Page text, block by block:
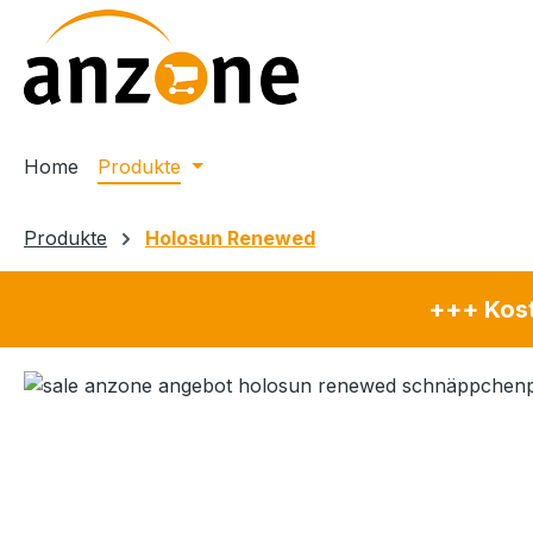
Hauptinhalt springen
Zur Suche springen
Zur Hauptnavigation springen
Home Produkte
Produkte Holosun Renewed
+++